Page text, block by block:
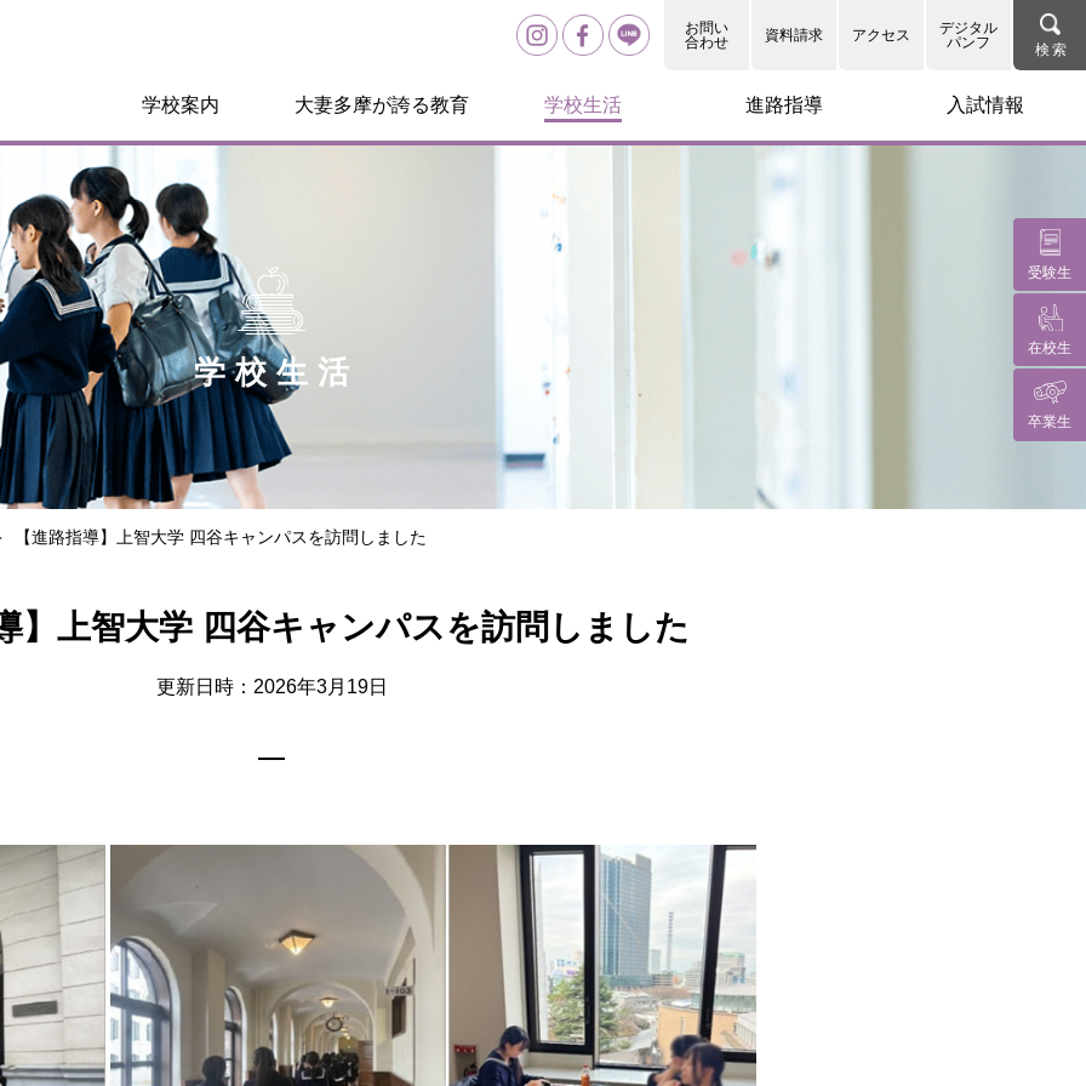
お問い
合わせ
資料請求 アクセス
デジタル
パンフ
学校案内 大妻多摩が誇る教育 学校生活 進路指導 入試情報
受験生
在校生
卒業生
学校生活
【進路指導】上智大学 四谷キャンパスを訪問しました
】上智大学 四谷キャンパスを訪問しました
更新日時：2026年3月19日